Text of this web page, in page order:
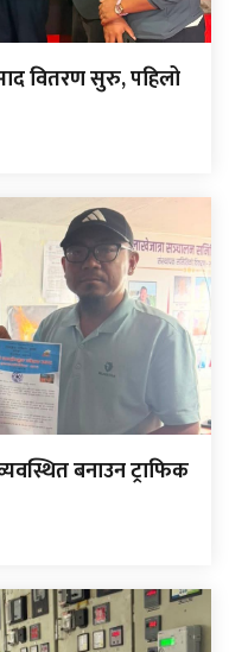
वितरण सुरु, पहिलो
बनाउन ट्राफिक